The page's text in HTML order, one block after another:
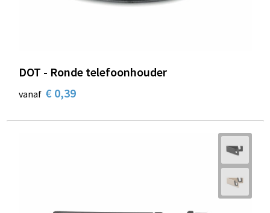
DOT - Ronde telefoonhouder
vanaf € 0,39